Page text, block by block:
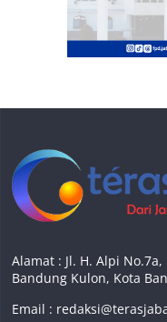
Alamat : Jl. H. Alpi
Bandung Kulon, Kota
Email :